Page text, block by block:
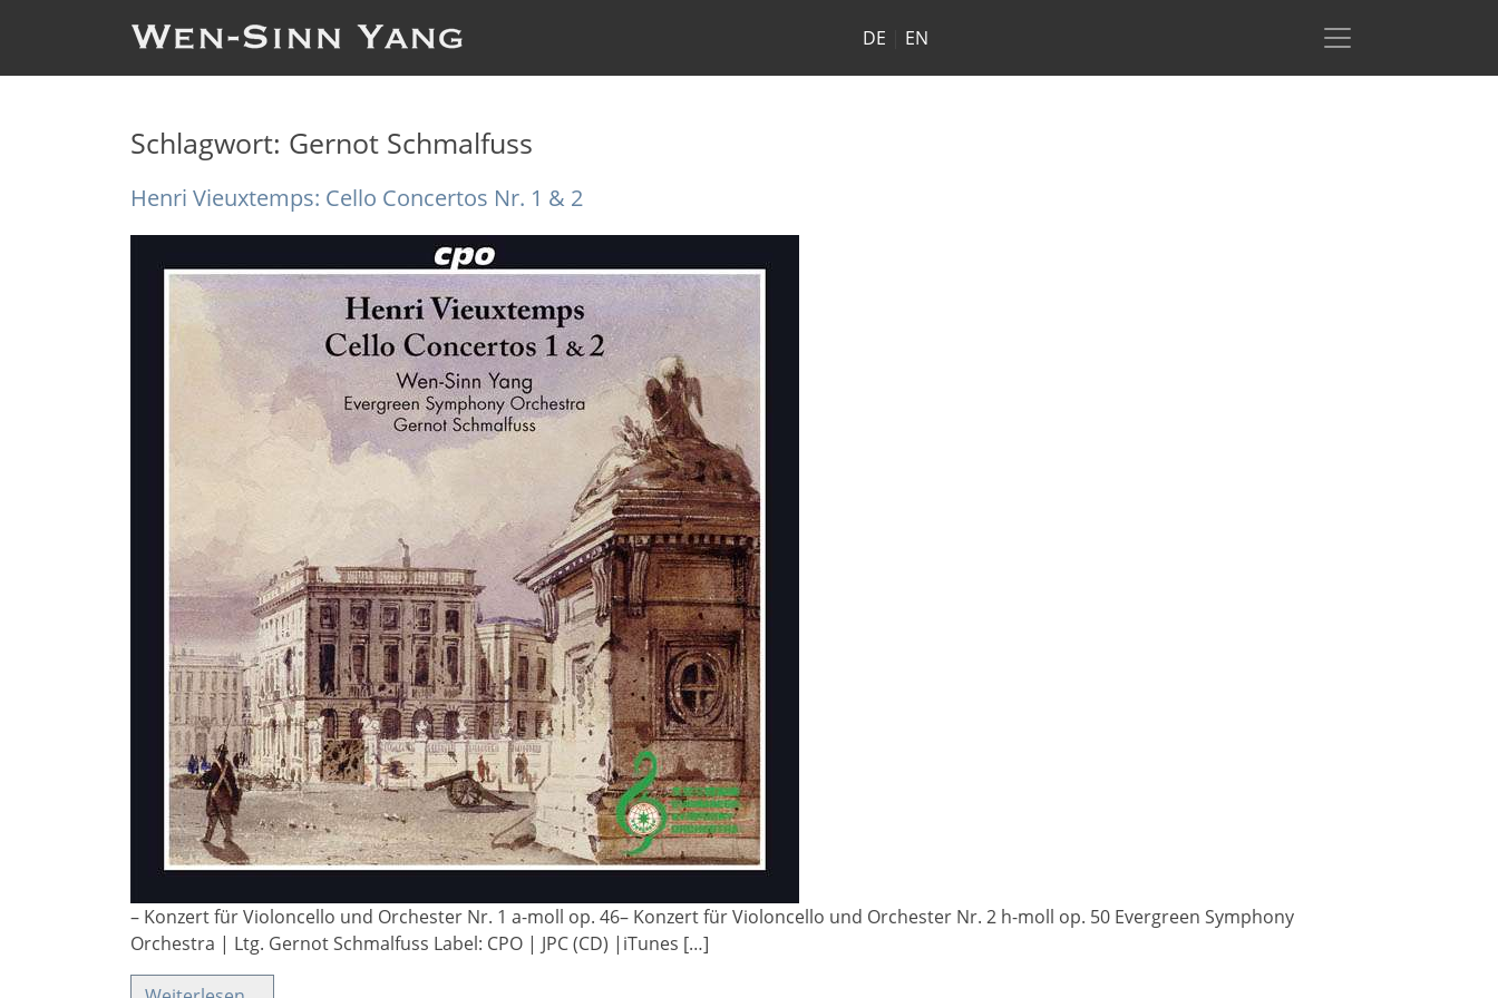
DE EN
Schlagwort: Gernot Schmalfuss
Henri Vieuxtemps: Cello Concertos Nr. 1 & 2
– Konzert für Violoncello und Orchester Nr. 1 a-moll op. 46– Konzert für Violoncello und Orchester Nr. 2 h-moll op. 50 Evergreen Symphony
Orchestra | Ltg. Gernot Schmalfuss Label: CPO | JPC (CD) |iTunes […]